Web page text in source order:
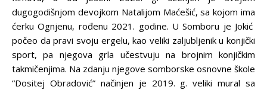
dugogodišnjom devojkom Natalijom Maćešić, sa kojom ima
ćerku Ognjenu, rođenu 2021. godine. U Somboru je Jokić
počeo da pravi svoju ergelu, kao veliki zaljubljenik u konjički
sport, pa njegova grla učestvuju na brojnim konjičkim
takmičenjima. Na zdanju njegove somborske osnovne škole
“Dositej Obradović” načinjen je 2019. g. veliki mural sa